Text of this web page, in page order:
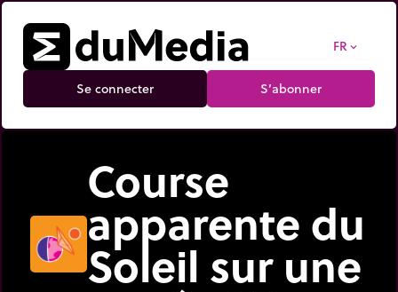
FR expand_more
Se connecter S’abonner
Course
apparente du
Soleil sur une